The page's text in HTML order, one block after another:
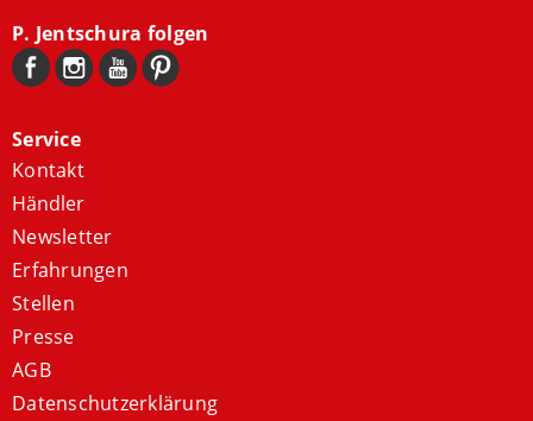
P. Jentschura folgen
Service
Kontakt
Händler
Newsletter
Erfahrungen
Stellen
Presse
AGB
Datenschutzerklärung